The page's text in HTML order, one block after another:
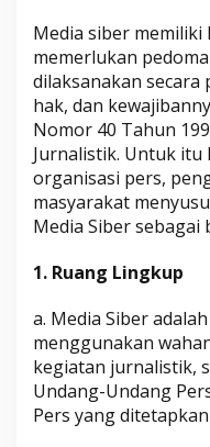
0
9
O
E
H
A
D
M
I
N
Media siber
memerlukan
dilaksanakan
hak, dan
Nomor 40 Tahun
Jurnalistik. Untuk itu
organisasi pers,
masyarakat
Media Siber sebagai
1. Ruang Lingkup
a. Media Siber
menggunakan
kegiatan jurnalistik,
Undang-Undang
Pers yang